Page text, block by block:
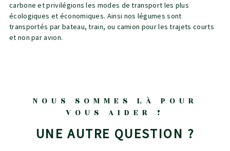
carbone et privilégions les modes de transport les plus
écologiques et économiques. Ainsi nos légumes sont
transportés par bateau, train, ou camion pour les trajets courts
et non par avion.
NOUS SOMMES LÀ POUR
VOUS AIDER !
UNE AUTRE QUESTION ?